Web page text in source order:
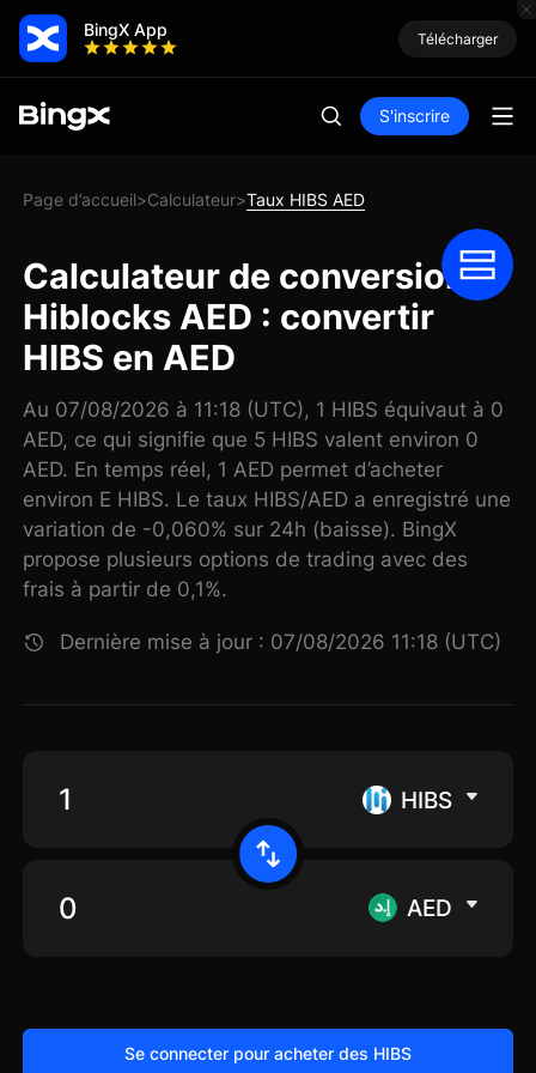
BingX App Télécharger
S'inscrire
Page d’accueil>Calculateur>Taux HIBS AED
Calculateur de conversion
Hiblocks AED : convertir
HIBS en AED
Au 07/08/2026 à 11:18 (UTC), 1 HIBS équivaut à 0
AED, ce qui signifie que 5 HIBS valent environ 0
AED. En temps réel, 1 AED permet d’acheter
environ E HIBS. Le taux HIBS/AED a enregistré une
variation de -0,060% sur 24h (baisse). BingX
propose plusieurs options de trading avec des
frais à partir de 0,1%.
Dernière mise à jour : 07/08/2026 11:18 (UTC)
HIBS
AED
Se connecter pour acheter des HIBS